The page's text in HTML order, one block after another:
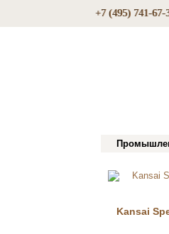
+7 (495) 741-67-
Kansai